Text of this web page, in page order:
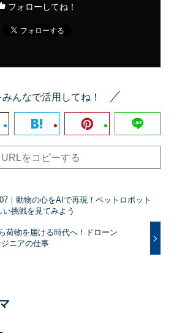
フォローしてね！
んなで活用してね！
URLをコピーする
｜動物の心をAIで再現！ペットロボット
挑戦を見てみよう
荷物を届ける時代へ！ドローン
ニアの仕事